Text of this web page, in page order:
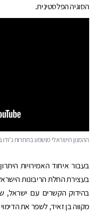
הסוגיה הפלסטינית.
ההמנון הישראלי מושמע בתחרות ג'ודו
בעבור איחוד האמירויות
בעצירת החלת הריבונות
בהידוק הקשרים עם ישראל,
מקווה בן זאיד, לשפר את